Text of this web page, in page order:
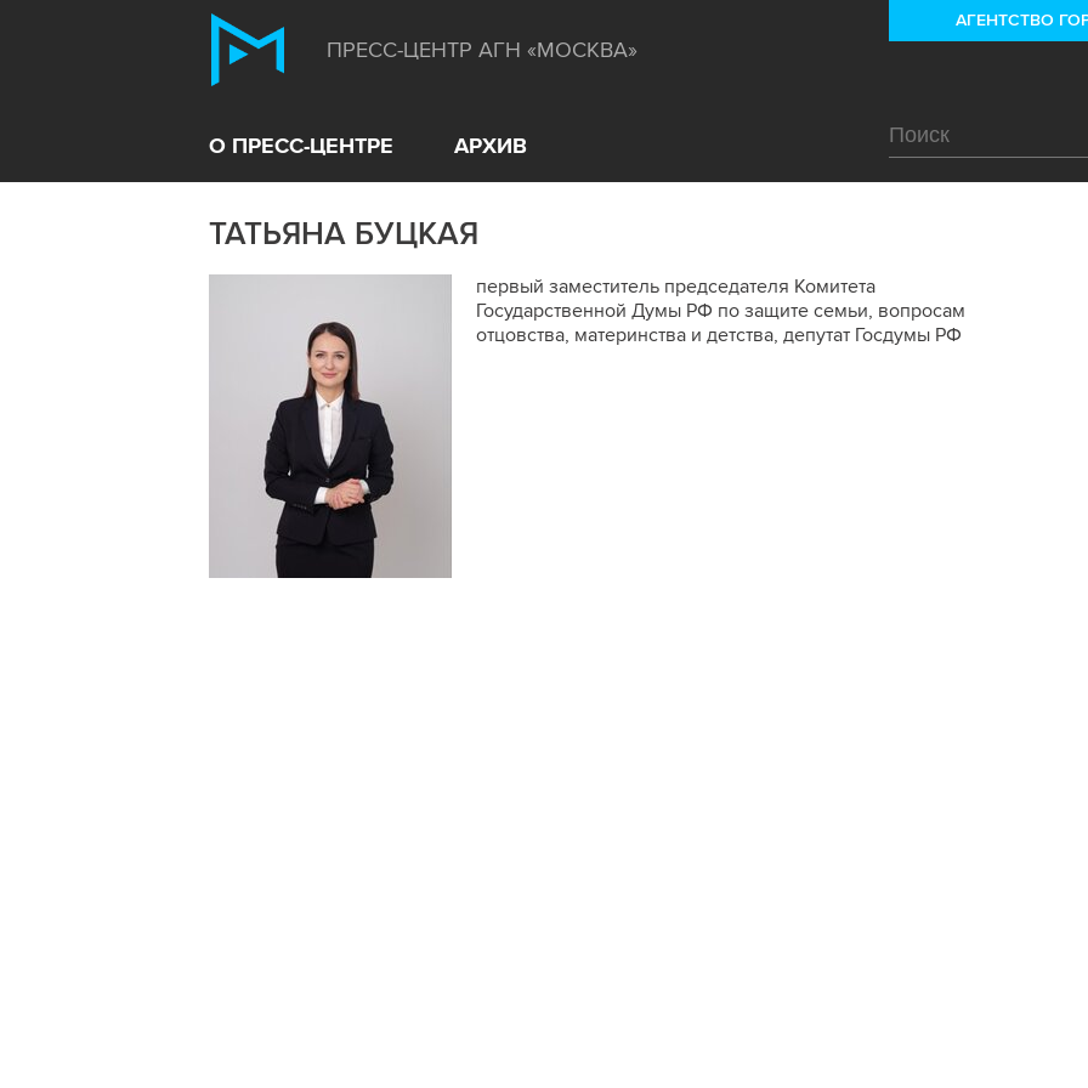
ПРЕСС-ЦЕНТР АГН «МОСКВА»
АГЕНТСТВО
О ПРЕСС-ЦЕНТРЕ АРХИВ
ТАТЬЯНА БУЦКАЯ
первый заместитель председателя Комитета
Государственной Думы РФ по защите семьи, вопросам
отцовства, материнства и детства, депутат Госдумы РФ